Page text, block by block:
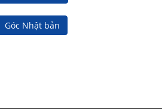
Góc Nhật bản